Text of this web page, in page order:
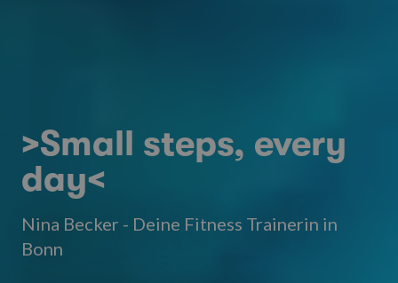
>Small steps, every
day<
Nina Becker - Deine Fitness Trainerin in
Bonn